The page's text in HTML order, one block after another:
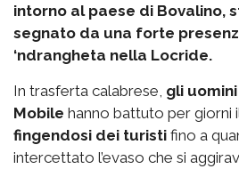
intorno al paese di Bovalino,
segnato da una forte
‘ndrangheta nella Locride.
In trasferta calabrese, gli
Mobile hanno battuto per giorni
fingendosi dei turisti fino a
intercettato l’evaso che si